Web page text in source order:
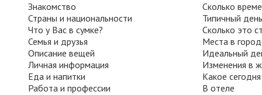
Знакомство
Страны и национальности
Что у Вас в сумке?
Семья и друзья
Описание вещей
Личная информация
Еда и напитки
Работа и профессии
Сколько
Типичный день
Сколько это
Места в
Идеальный
Изменения в
Какое
В отеле